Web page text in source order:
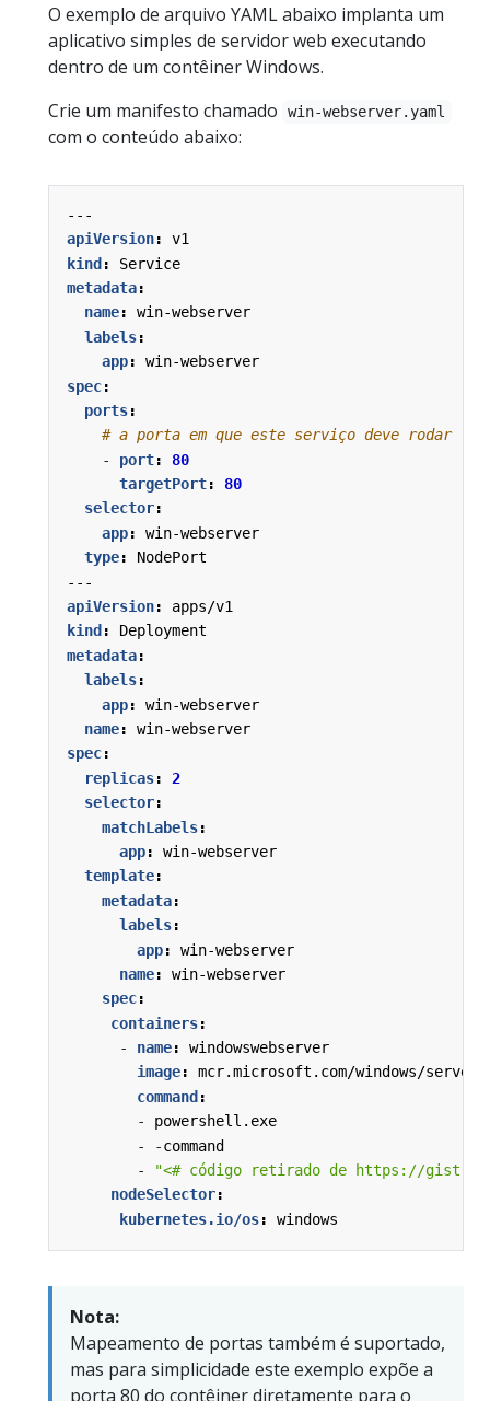
O exemplo de arquivo YAML abaixo implanta um
aplicativo simples de servidor web executando
dentro de um contêiner Windows.
Crie um manifesto chamado
win-webserver.yaml
com o conteúdo abaixo:
---
apiVersion:
v1
kind:
Service
metadata:
name:
win-webserver
labels:
app:
win-webserver
spec:
ports:
# a porta em que este serviço deve rodar
- port:
80
targetPort:
80
selector:
app:
win-webserver
type:
NodePort
---
apiVersion:
apps/v1
kind :
Deployment
metadata:
labels:
app:
win-webserver
name:
win-webserver
spec:
replicas:
2
selector:
matchLabels:
app:
win-webserver
template:
metadata:
labels:
app:
win-webserver
name:
win-webserver
spec:
containers:
- name:
windowswebserver
image:
mcr.microsoft.com/windows/
command :
- powershell.exe
- -command
-
"<# código retirado de https://
nodeSelector:
kubernetes.io/os: windows
Nota:
Mapeamento de portas também é suportado,
mas para simplicidade este exemplo expõe a
porta 80 do contêiner diretamente para o